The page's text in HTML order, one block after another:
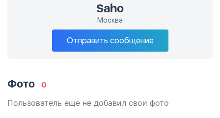
Saho
Москва
Отправить сообщение
Фото 0
Пользователь еще не добавил свои фото